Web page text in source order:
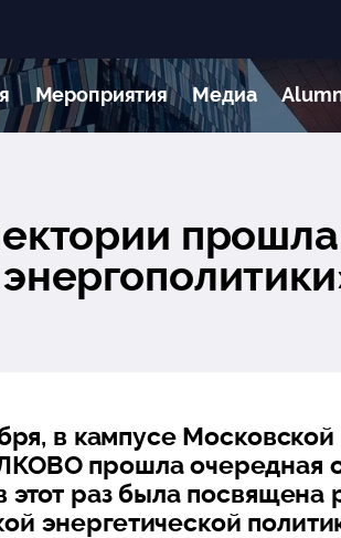
Мероприятия Медиа
в кампусе
прошла очередная
этот раз была посвящена
энергетической